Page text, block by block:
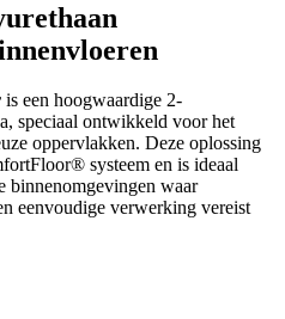
is een hoogwaardige 2-
speciaal ontwikkeld voor het
oppervlakken. Deze oplossing
systeem en is ideaal
binnenomgevingen waar
eenvoudige verwerking vereist